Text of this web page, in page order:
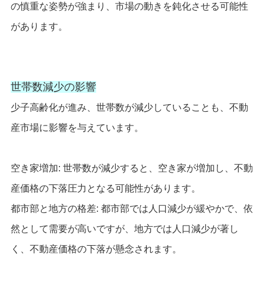
の慎重な姿勢が強まり、市場の動きを鈍化させる可能性
があります。
世帯数減少の影響
少子高齢化が進み、世帯数が減少していることも、不動
産市場に影響を与えています。
空き家増加: 世帯数が減少すると、空き家が増加し、不動
産価格の下落圧力となる可能性があります。
都市部と地方の格差: 都市部では人口減少が緩やかで、依
然として需要が高いですが、地方では人口減少が著し
く、不動産価格の下落が懸念されます。